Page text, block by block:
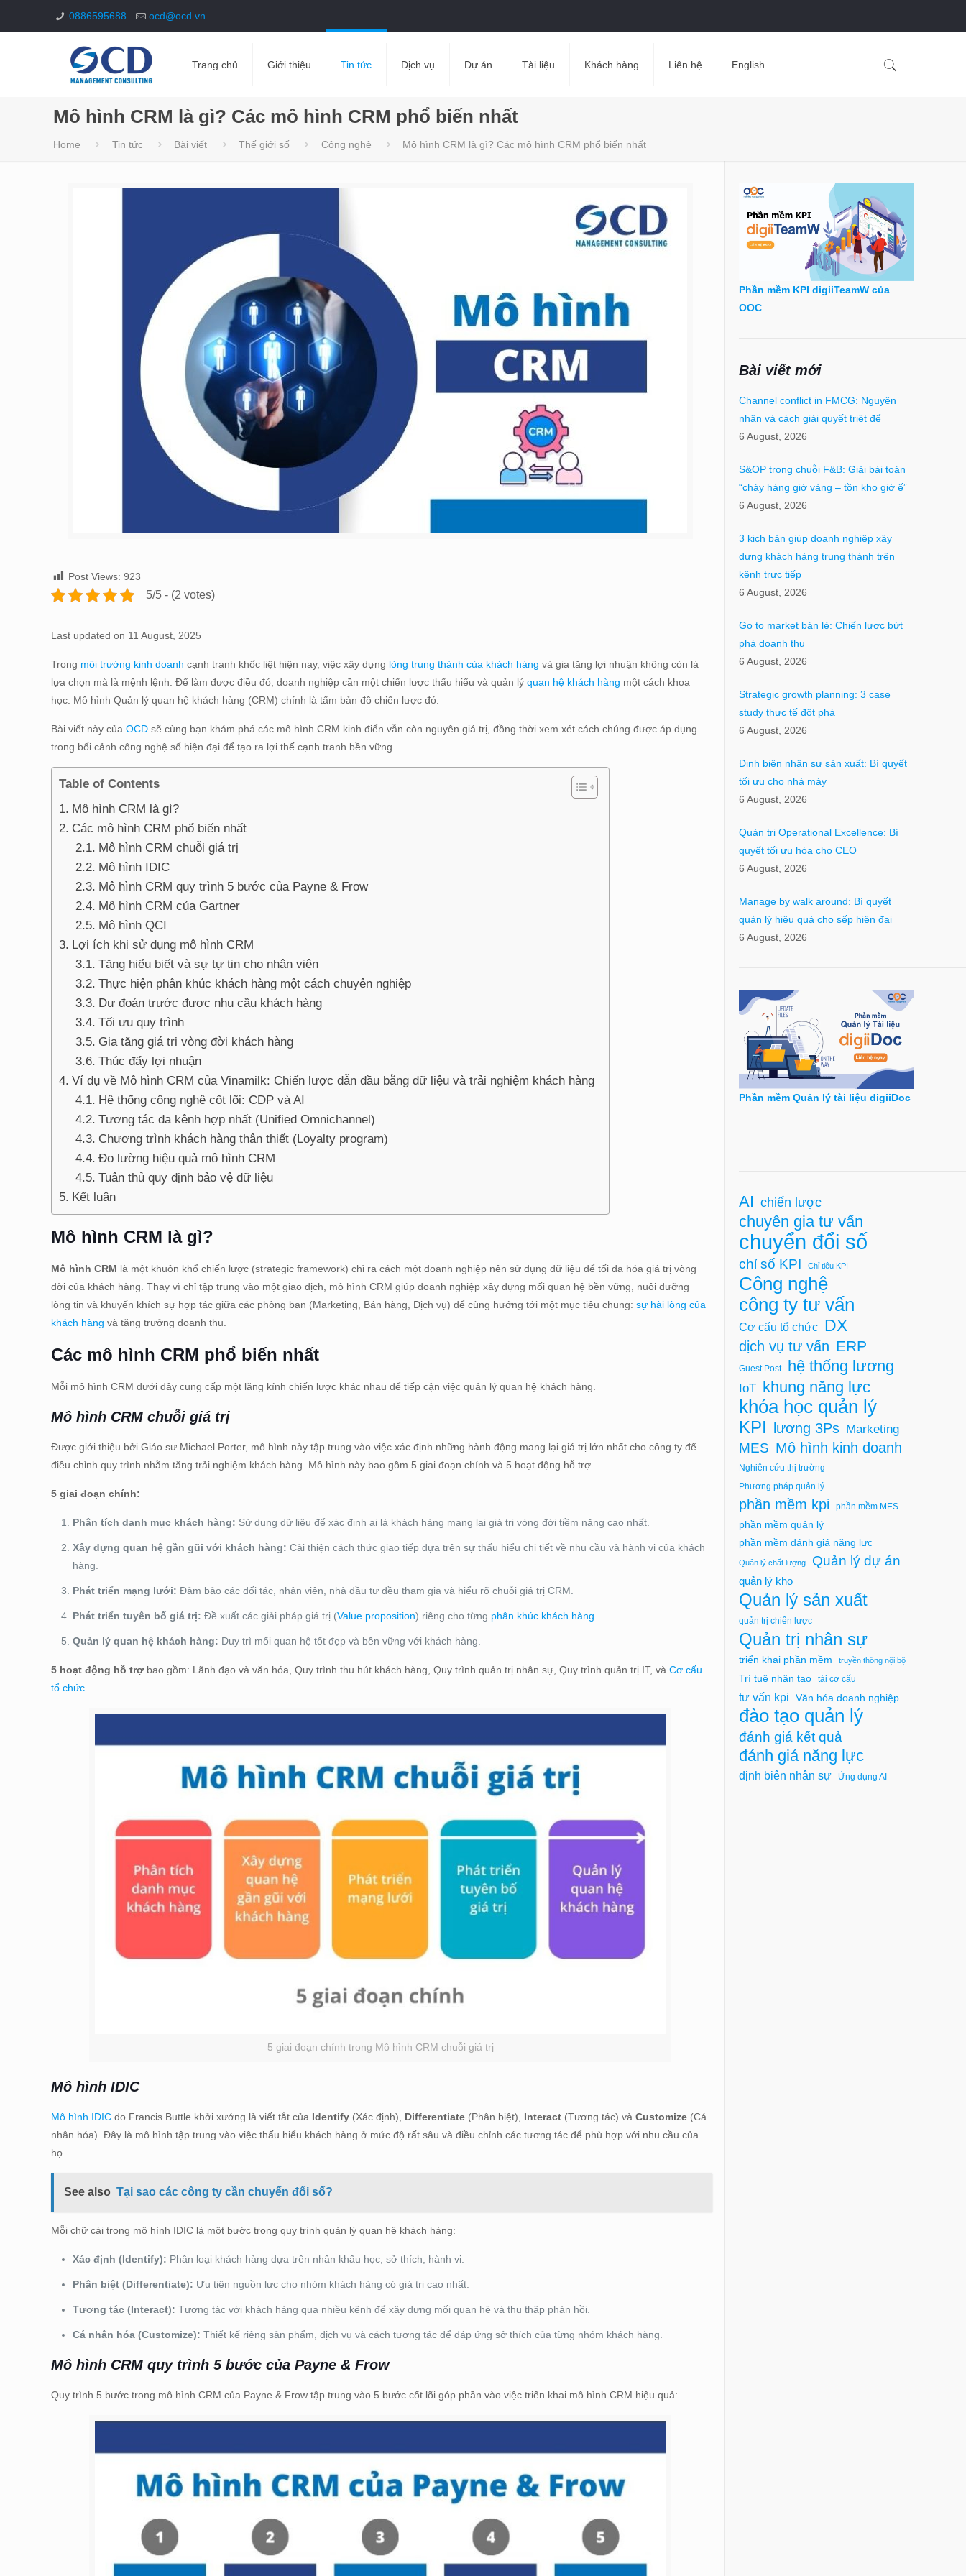
0886595688 ocd@ocd.vn
Trang chủ Giới thiệu Tin tức Dịch vụ Dự án Tài liệu Khách hàng Liên hệ English
Mô hình CRM là gì? Các mô hình CRM phổ biến nhất
Home Tin tức Bài viết Thế giới số Công nghệ Mô hình CRM là gì? Các mô hình CRM phổ biến nhất
Post Views: 923
5/5 - (2 votes)
Last updated on 11 August, 2025
Trong môi trường kinh doanh cạnh tranh khốc liệt hiện nay, việc xây dựng lòng trung thành của khách hàng và gia tăng lợi nhuận không còn là
lựa chọn mà là mệnh lệnh. Để làm được điều đó, doanh nghiệp cần một chiến lược thấu hiểu và quản lýquan hệ khách hàng một cách khoa
học. Mô hình Quản lý quan hệ khách hàng (CRM) chính là tấm bản đồ chiến lược đó.
Bài viết này củaOCD sẽ cùng bạn khám phá các mô hình CRM kinh điển vẫn còn nguyên giá trị, đồng thời xem xét cách chúng được áp dụng
trong bối cảnh công nghệ số hiện đại để tạo ra lợi thế cạnh tranh bền vững.
Table of Contents
Mô hình CRM là gì?
Các mô hình CRM phổ biến nhất
Mô hình CRM chuỗi giá trị
Mô hình IDIC
Mô hình CRM quy trình 5 bước của Payne & Frow
Mô hình CRM của Gartner
Mô hình QCI
Lợi ích khi sử dụng mô hình CRM
Tăng hiểu biết và sự tự tin cho nhân viên
Thực hiện phân khúc khách hàng một cách chuyên nghiệp
Dự đoán trước được nhu cầu khách hàng
Tối ưu quy trình
Gia tăng giá trị vòng đời khách hàng
Thúc đẩy lợi nhuận
Ví dụ về Mô hình CRM của Vinamilk: Chiến lược dẫn đầu bằng dữ liệu và trải nghiệm khách hàng
Hệ thống công nghệ cốt lõi: CDP và AI
Tương tác đa kênh hợp nhất (Unified Omnichannel)
Chương trình khách hàng thân thiết (Loyalty program)
Đo lường hiệu quả mô hình CRM
Tuân thủ quy định bảo vệ dữ liệu
Kết luận
Mô hình CRM là gì?
Mô hình CRM là một khuôn khổ chiến lược (strategic framework) chỉ ra cách một doanh nghiệp nên sử dụng dữ liệu để tối đa hóa giá trị vòng
đời của khách hàng. Thay vì chỉ tập trung vào một giao dịch, mô hình CRM giúp doanh nghiệp xây dựng mối quan hệ bền vững, nuôi dưỡng
lòng tin và khuyến khích sự hợp tác giữa các phòng ban (Marketing, Bán hàng, Dịch vụ) để cùng hướng tới một mục tiêu chung:sự hài lòng của
khách hàng và tăng trưởng doanh thu.
Các mô hình CRM phổ biến nhất
Mỗi mô hình CRM dưới đây cung cấp một lăng kính chiến lược khác nhau để tiếp cận việc quản lý quan hệ khách hàng.
Mô hình CRM chuỗi giá trị
Được giới thiệu bởi Giáo sư Michael Porter, mô hình này tập trung vào việc xác định những hành động mang lại giá trị lớn nhất cho công ty để
điều chỉnh quy trình nhằm tăng trải nghiệm khách hàng. Mô hình này bao gồm 5 giai đoạn chính và 5 hoạt động hỗ trợ.
5 giai đoạn chính:
Phân tích danh mục khách hàng: Sử dụng dữ liệu để xác định ai là khách hàng mang lại giá trị vòng đời tiềm năng cao nhất.
Xây dựng quan hệ gần gũi với khách hàng: Cải thiện cách thức giao tiếp dựa trên sự thấu hiểu chi tiết về nhu cầu và hành vi của khách
hàng.
Phát triển mạng lưới: Đảm bảo các đối tác, nhân viên, nhà đầu tư đều tham gia và hiểu rõ chuỗi giá trị CRM.
Phát triển tuyên bố giá trị: Đề xuất các giải pháp giá trị (Value proposition) riêng cho từng phân khúc khách hàng
Quản lý quan hệ khách hàng: Duy trì mối quan hệ tốt đẹp và bền vững với khách hàng.
5 hoạt động hỗ trợ bao gồm: Lãnh đạo và văn hóa, Quy trình thu hút khách hàng, Quy trình quản trị nhân sự, Quy trình quản trị IT, vàCơ cấu
tổ chức
5 giai đoạn chính trong Mô hình CRM chuỗi giá trị
Mô hình IDIC
Mô hình IDIC do Francis Buttle khởi xướng là viết tắt của Identify (Xác định), Differentiate (Phân biệt), Interact (Tương tác) vàCustomize (Cá
nhân hóa). Đây là mô hình tập trung vào việc thấu hiểu khách hàng ở mức độ rất sâu và điều chỉnh các tương tác để phù hợp với nhu cầu của
họ.
See also Tại sao các công ty cần chuyển đổi số?
Mỗi chữ cái trong mô hình IDIC là một bước trong quy trình quản lý quan hệ khách hàng:
Xác định (Identify): Phân loại khách hàng dựa trên nhân khẩu học, sở thích, hành vi.
Phân biệt (Differentiate): Ưu tiên nguồn lực cho nhóm khách hàng có giá trị cao nhất.
Tương tác (Interact): Tương tác với khách hàng qua nhiều kênh để xây dựng mối quan hệ và thu thập phản hồi.
Cá nhân hóa (Customize): Thiết kế riêng sản phẩm, dịch vụ và cách tương tác để đáp ứng sở thích của từng nhóm khách hàng.
Mô hình CRM quy trình 5 bước của Payne & Frow
Quy trình 5 bước trong mô hình CRM của Payne & Frow tập trung vào 5 bước cốt lõi góp phần vào việc triển khai mô hình CRM hiệu quả:
Phần mềm KPI digiiTeamW của
OOC
Bài viết mới
Channel conflict in FMCG: Nguyên
nhân và cách giải quyết triệt để
6 August, 2026
S&OP trong chuỗi F&B: Giải bài toán
“cháy hàng giờ vàng – tồn kho giờ ế”
6 August, 2026
3 kịch bản giúp doanh nghiệp xây
dựng khách hàng trung thành trên
kênh trực tiếp
6 August, 2026
Go to market bán lẻ: Chiến lược bứt
phá doanh thu
6 August, 2026
Strategic growth planning: 3 case
study thực tế đột phá
6 August, 2026
Định biên nhân sự sản xuất: Bí quyết
tối ưu cho nhà máy
6 August, 2026
Quản trị Operational Excellence: Bí
quyết tối ưu hóa cho CEO
6 August, 2026
Manage by walk around: Bí quyết
quản lý hiệu quả cho sếp hiện đại
6 August, 2026
Phần mềm Quản lý tài liệu digiiDoc
AI chiến lược
chuyên gia tư vấn
chuyển đổi số
chỉ số KPI Chỉ tiêu KPI
Công nghệ
công ty tư vấn
Cơ cấu tổ chức DX
dịch vụ tư vấn ERP
Guest Post hệ thống lương
IoT khung năng lực
khóa học quản lý
KPI lương 3Ps Marketing
MES Mô hình kinh doanh
Nghiên cứu thị trường
Phương pháp quản lý
phần mềm kpi phần mềm MES
phần mềm quản lý
phần mềm đánh giá năng lực
Quản lý chất lượng Quản lý dự án
quản lý kho
Quản lý sản xuất
quản trị chiến lược
Quản trị nhân sự
triển khai phần mềm truyền thông nội bộ
Trí tuệ nhân tạo tái cơ cấu
tư vấn kpi Văn hóa doanh nghiệp
đào tạo quản lý
đánh giá kết quả
đánh giá năng lực
định biên nhân sự Ứng dụng AI